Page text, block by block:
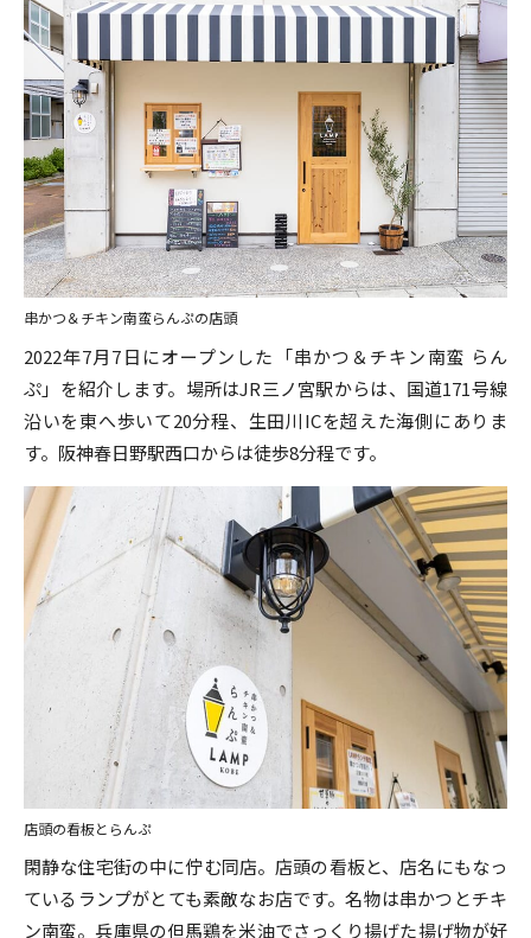
串かつ＆チキン南蛮らんぷの店頭
2022年7月7日にオープンした「串かつ＆チキン南蛮 らん
ぷ」を紹介します。場所はJR三ノ宮駅からは、国道171号線
沿いを東へ歩いて20分程、生田川ICを超えた海側にありま
す。阪神春日野駅西口からは徒歩8分程です。
店頭の看板とらんぷ
閑静な住宅街の中に佇む同店。店頭の看板と、店名にもなっ
ているランプがとても素敵なお店です。名物は串かつとチキ
ン南蛮。兵庫県の但馬鶏を米油でさっくり揚げた揚げ物が好